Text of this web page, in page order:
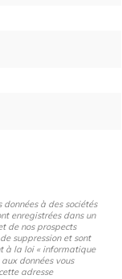
à des sociétés
enregistrées dans un
de nos prospects
suppression et sont
à la loi « informatique
données vous
adresse